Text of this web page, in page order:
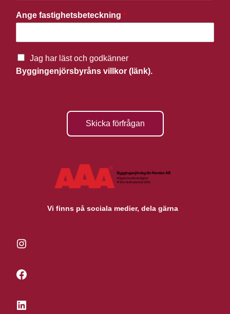
Ange fastighetsbeteckning *
Jag har läst och godkänner
Byggingenjörsbyråns villkor (länk).
Skicka förfrågan
Vi finns på sociala medier, dela gärna
Instagram
Facebook
LinkedIn